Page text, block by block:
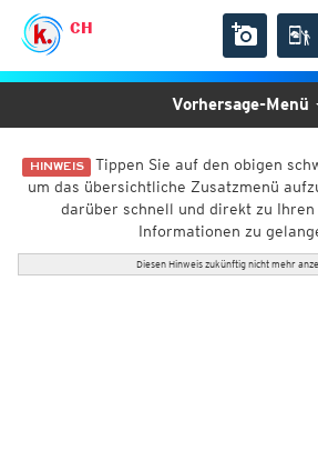
CH
HINWEIS Tippen Sie auf den obigen
um das übersichtliche Zusatzmenü
darüber schnell und direkt zu Ihren
Informationen zu
Diesen Hinweis zukünftig nicht mehr
Vorhersage-Menü